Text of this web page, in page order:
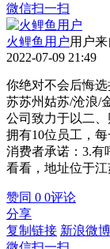
微信扫一扫
火鲤鱼用户用户
2022-07-09 21:49
你绝对不会后悔
苏苏州姑苏/沧浪/
公司致力于以二
拥有10位员工，
消费者承诺：3.有
看看，地址位于江
赞同 0 0评论
分享
复制链接 新浪微博